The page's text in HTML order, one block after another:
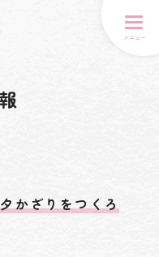
メニュー
かざりをつくろ